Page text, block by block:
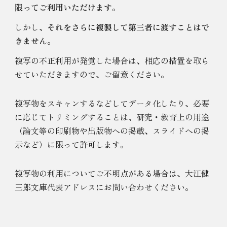
限ってご利用いただけます。
しかし、 それをさらに複製して第三者に渡すことはで
きません。
複写の不正利用が発覚した場合は、相応の措置を取ら
せていただきますので、ご留意ください。
複写物をスキャンするなどしてデータ化したり、必要
に応じてトリミングすることは、研究・教育上の用途
（論文等の印刷物や出版物への掲載、スライドへの掲
示など）に限って許可します。
複写物の利用についてご不明点がある場合は、大江健
三郎文庫代表アドレスにお問い合わせください。